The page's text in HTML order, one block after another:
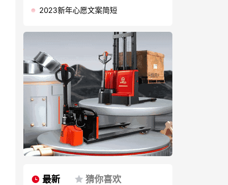
2023新年心愿文案简短
最新 猜你喜欢